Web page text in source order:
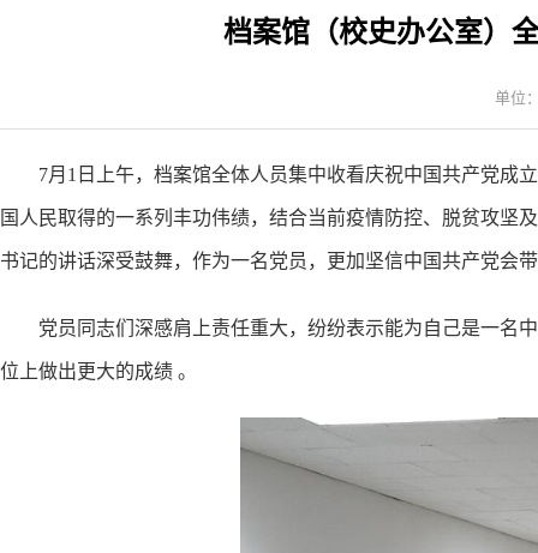
档案馆（校史办公室）
单位
7月1日上午，档案馆全体人员集中收看庆祝中国共产党成
国人民取得的一系列丰功伟绩，结合当前疫情防控、脱贫攻坚
书记的讲话深受鼓舞，作为一名党员，更加坚信中国共产党会
党员同志们深感肩上责任重大，纷纷表示能为自己是一名
位上做出更大的成绩 。